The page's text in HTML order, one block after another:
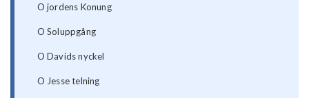
O jordens Konung
O Soluppgång
O Davids nyckel
O Jesse telning